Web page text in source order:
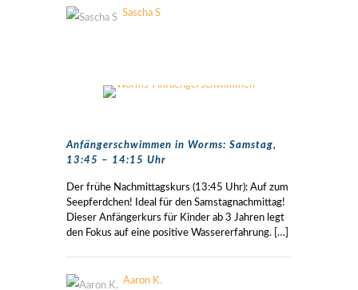
Sascha S
Anfängerschwimmen in Worms: Samstag,
13:45 – 14:15 Uhr
Der frühe Nachmittagskurs (13:45 Uhr): Auf zum
Seepferdchen! Ideal für den Samstagnachmittag!
Dieser Anfängerkurs für Kinder ab 3 Jahren legt
den Fokus auf eine positive Wassererfahrung. […]
Aaron K.